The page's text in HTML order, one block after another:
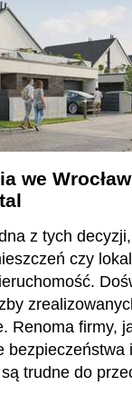
we
z tych
czy
Renoma firmy,
bezpieczeństwa
trudne do